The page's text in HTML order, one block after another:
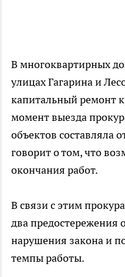
В многоквартирных
улицах Гагарина и
капитальный ремонт
момент выезда
объектов составляла
говорит о том, что
окончания работ.
В связи с этим
два предостережения
нарушения закона и
темпы работы.